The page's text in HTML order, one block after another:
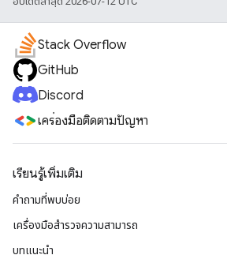
Stack Overflow
GitHub
Discord
เครื่องมือติดตามปัญหา
เรียนรู้เพิ่มเติม
คำถามที่พบบ่อย
เครื่องมือสำรวจความสามารถ
บทแนะนำ